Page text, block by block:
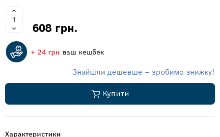
608 грн.
+ 24 грн ваш кешбек
Знайшли дешевше – зробимо знижку!
Купити
Характеристики